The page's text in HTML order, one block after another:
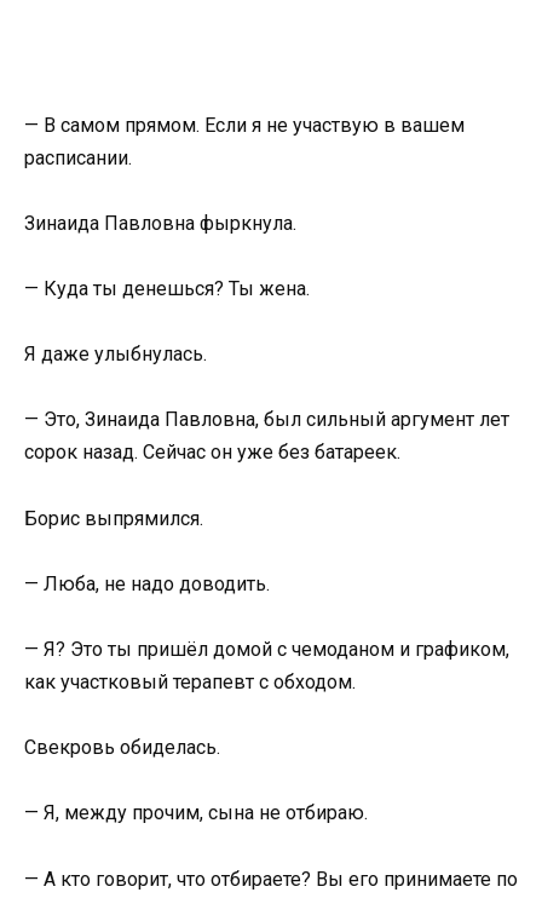
— В самом прямом. Если я не участвую в вашем
расписании.
Зинаида Павловна фыркнула.
— Куда ты денешься? Ты жена.
Я даже улыбнулась.
— Это, Зинаида Павловна, был сильный аргумент лет
сорок назад. Сейчас он уже без батареек.
Борис выпрямился.
— Люба, не надо доводить.
— Я? Это ты пришёл домой с чемоданом и графиком,
как участковый терапевт с обходом.
Свекровь обиделась.
— Я, между прочим, сына не отбираю.
— А кто говорит, что отбираете? Вы его принимаете по